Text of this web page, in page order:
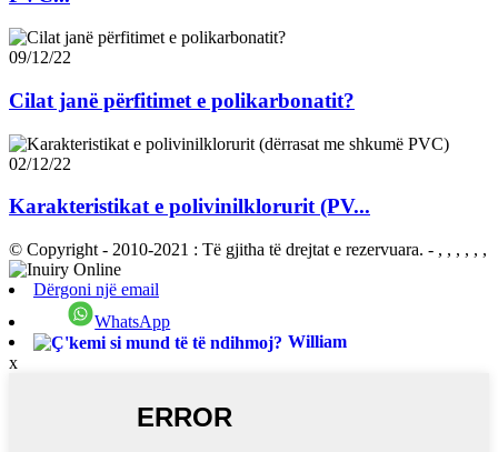
09/12/22
Cilat janë përfitimet e polikarbonatit?
02/12/22
Karakteristikat e polivinilklorurit (PV...
© Copyright - 2010-2021 : Të gjitha të drejtat e rezervuara. - , , , , , ,
Dërgoni një email
WhatsApp
William
x